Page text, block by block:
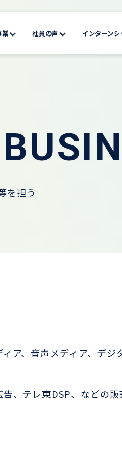
業 社員の声 インターン
を担う
、音声メディア、デジ
、テレ東DSP、などの